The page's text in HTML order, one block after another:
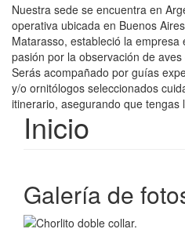
Nuestra sede se encuentra en
operativa ubicada en Buenos
Matarasso, estableció la
pasión por la observación de
Serás acompañado por guías
y/o ornitólogos seleccionados
itinerario, asegurando que tengas
Inicio
Galería de